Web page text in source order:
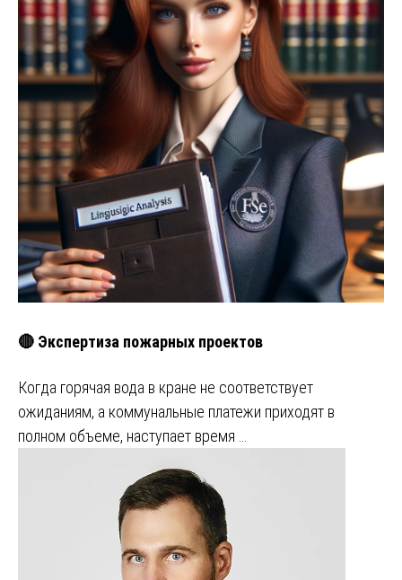
🔴 Экспертиза пожарных проектов
Когда горячая вода в кране не соответствует
ожиданиям, а коммунальные платежи приходят в
полном объеме, наступает время …